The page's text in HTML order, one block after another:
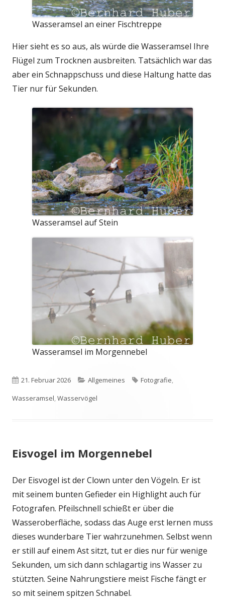
Wasseramsel an einer Fischtreppe
Hier sieht es so aus, als würde die Wasseramsel Ihre
Flügel zum Trocknen ausbreiten. Tatsächlich war das
aber ein Schnappschuss und diese Haltung hatte das
Tier nur für Sekunden.
Wasseramsel auf Stein
Wasseramsel im Morgennebel
Veröffentlicht
am
21. Februar 2026 Kategorien
Allgemeines Schlagwörter
Fotografie,
Wasseramsel,Wasservögel
Eisvogel im Morgennebel
Der Eisvogel ist der Clown unter den Vögeln. Er ist
mit seinem bunten Gefieder ein Highlight auch für
Fotografen. Pfeilschnell schießt er über die
Wasseroberfläche, sodass das Auge erst lernen muss
dieses wunderbare Tier wahrzunehmen. Selbst wenn
er still auf einem Ast sitzt, tut er dies nur für wenige
Sekunden, um sich dann schlagartig ins Wasser zu
stützten. Seine Nahrungstiere meist Fische fängt er
so mit seinem spitzen Schnabel.